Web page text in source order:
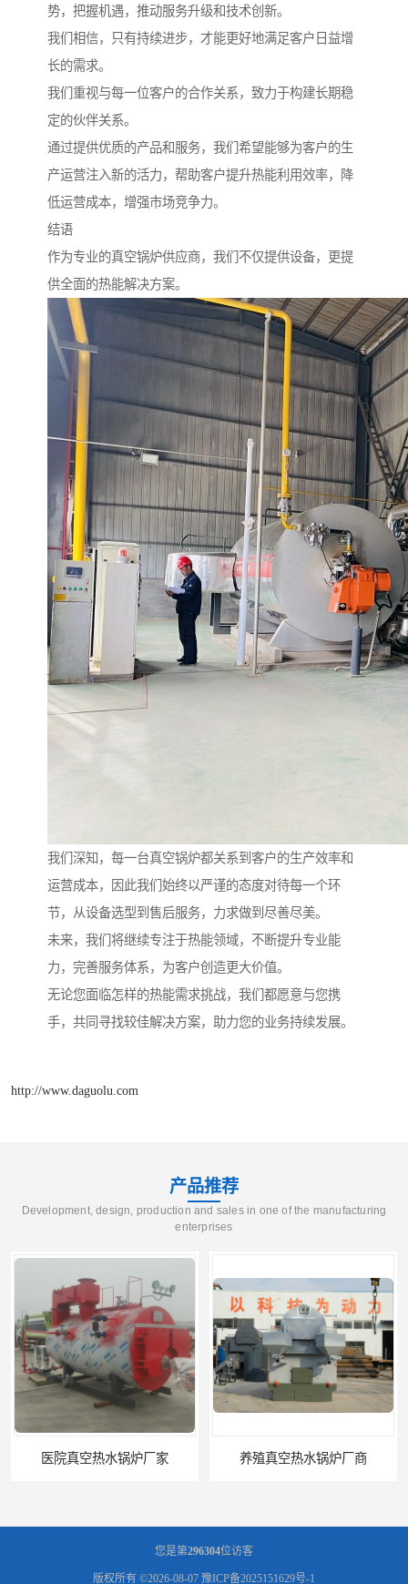
势，把握机遇，推动服务升级和技术创新。
我们相信，只有持续进步，才能更好地满足客户日益增
长的需求。
我们重视与每一位客户的合作关系，致力于构建长期稳
定的伙伴关系。
通过提供优质的产品和服务，我们希望能够为客户的生
产运营注入新的活力，帮助客户提升热能利用效率，降
低运营成本，增强市场竞争力。
结语
作为专业的真空锅炉供应商，我们不仅提供设备，更提
供全面的热能解决方案。
我们深知，每一台真空锅炉都关系到客户的生产效率和
运营成本，因此我们始终以严谨的态度对待每一个环
节，从设备选型到售后服务，力求做到尽善尽美。
未来，我们将继续专注于热能领域，不断提升专业能
力，完善服务体系，为客户创造更大价值。
无论您面临怎样的热能需求挑战，我们都愿意与您携
手，共同寻找较佳解决方案，助力您的业务持续发展。
http://www.daguolu.com
产品推荐
Development, design, production and sales in one of the manufacturing
enterprises
医院真空热水锅炉厂家 养殖真空热水锅炉厂商
您是第296304位访客
版权所有 ©2026-08-07 豫ICP备2025151629号-1